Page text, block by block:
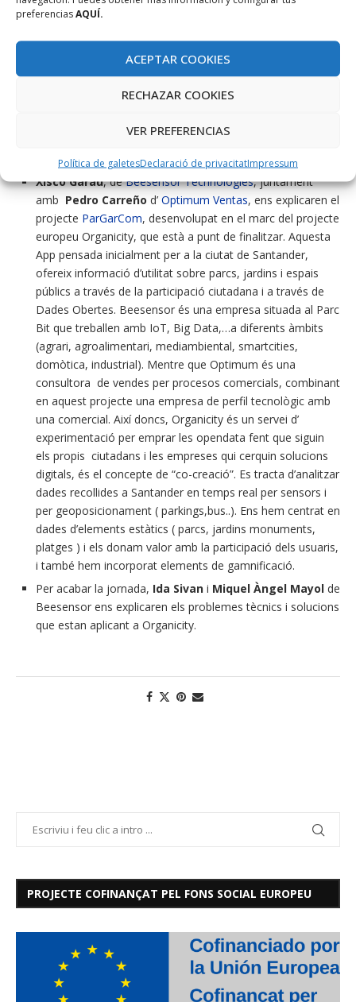
preferenciasAQUÍ.
ACEPTAR COOKIES
RECHAZAR COOKIES
VER PREFERENCIAS
Política de galetesDeclaració de privacitatImpressum
ICs per avaluar estratègies smart lligant infraestructures
Anuncià el projecte IOTIB, xarxa de sensors pública que
data. Per fer una destinació turística smart cal fer que els
Mallorca; projecte Ramon Llull 2030 de la façana marítima
de Palma. Tot això s’ha de fer amb open data.
Xisco Garau, deBeesensor Technologies, juntament
amb Pedro Carreño d’ Optimum Ventas, ens explicaren el
projecte ParGarCom, desenvolupat en el marc del projecte
europeu Organicity, que està a punt de finalitzar. Aquesta
App pensada inicialment per a la ciutat de Santander,
ofereix informació d’utilitat sobre parcs, jardins i espais
públics a través de la participació ciutadana i a través de
Dades Obertes. Beesensor és una empresa situada al Parc
Bit que treballen amb IoT, Big Data,…a diferents àmbits
(agrari, agroalimentari, mediambiental, smartcities,
domòtica, industrial). Mentre que Optimum és una
consultora de vendes per procesos comercials, combinant
en aquest projecte una empresa de perfil tecnològic amb
una comercial. Així doncs, Organicity és un servei d’
experimentació per emprar les opendata fent que siguin
els propis ciutadans i les empreses qui cerquin solucions
digitals, és el concepte de “co-creació”. Es tracta d’analitzar
dades recollides a Santander en temps real per sensors i
per geoposicionament ( parkings,bus..). Ens hem centrat en
dades d’elements estàtics ( parcs, jardins monuments,
platges ) i els donam valor amb la participació dels usuaris,
i també hem incorporat elements de gamnificació.
Per acabar la jornada, Ida Sivan i Miquel Àngel Mayol de
Beesensor ens explicaren els problemes tècnics i solucions
que estan aplicant a Organicity.
PROJECTE COFINANÇAT PEL FONS SOCIAL EUROPEU